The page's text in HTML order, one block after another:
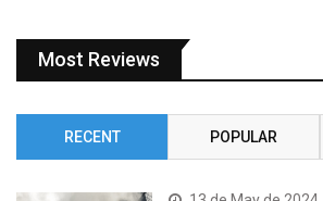
Most Reviews
RECENT POPULAR